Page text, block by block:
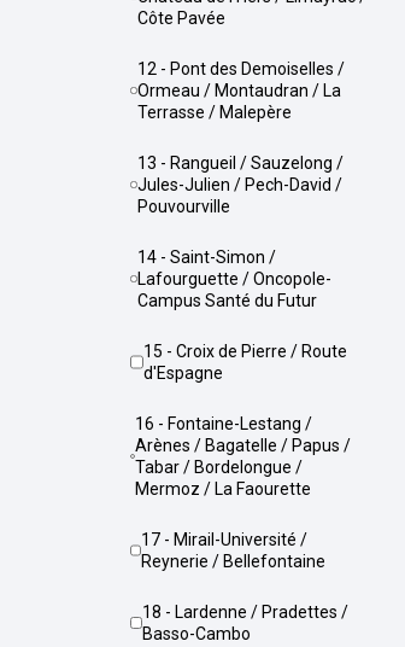
Côte Pavée
12 - Pont des Demoiselles /
Ormeau / Montaudran / La
Terrasse / Malepère
13 - Rangueil / Sauzelong /
Jules-Julien / Pech-David /
Pouvourville
14 - Saint-Simon /
Lafourguette / Oncopole-
Campus Santé du Futur
15 - Croix de Pierre / Route
d'Espagne
16 - Fontaine-Lestang /
Arènes / Bagatelle / Papus /
Tabar / Bordelongue /
Mermoz / La Faourette
17 - Mirail-Université /
Reynerie / Bellefontaine
18 - Lardenne / Pradettes /
Basso-Cambo